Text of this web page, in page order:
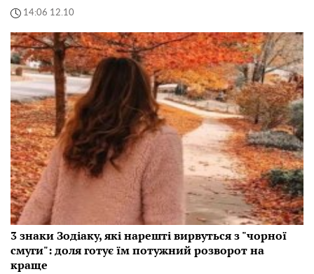
14:06 12.10
3 знаки Зодіаку, які нарешті вирвуться з "чорної
смуги": доля готує їм потужний розворот на
краще